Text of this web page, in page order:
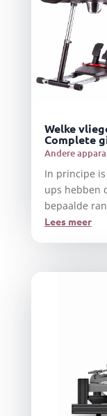
Welke
Complete
Andere
In principe
ups hebben
bepaalde
Lees meer